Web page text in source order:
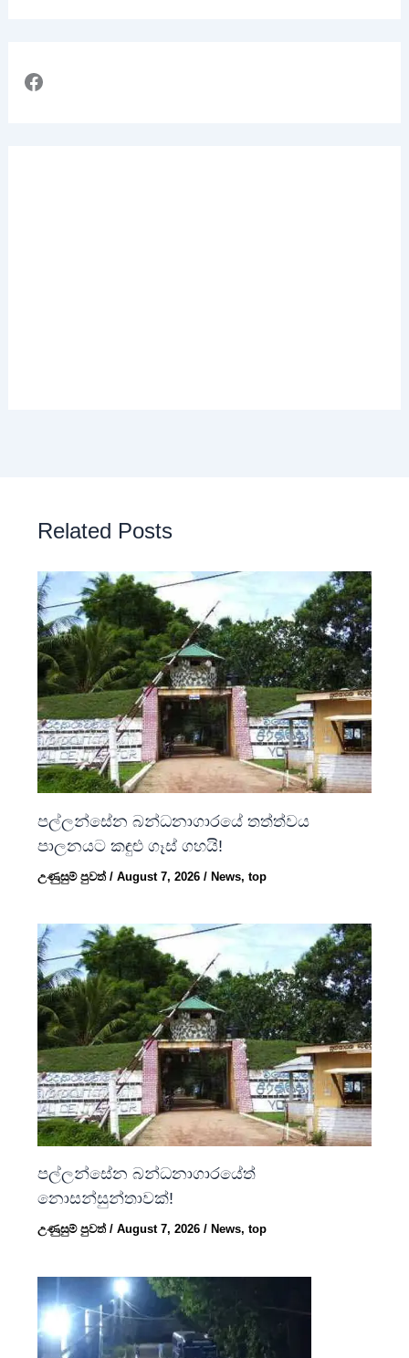
Related Posts
පල්ලන්සේන බන්ධනාගාරයේ තත්ත්වය
පාලනයට කඳුළු ගෑස් ගහයි!
උණුසුම් පුවත්/August 7, 2026/News,top
පල්ලන්සේන බන්ධනාගාරයේත්
නොසන්සුන්තාවක්!
උණුසුම් පුවත්/August 7, 2026/ News,top